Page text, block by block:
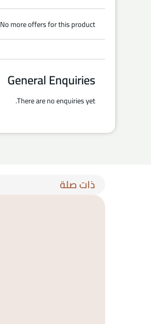
No more offers for this product!
General Enquiries
There are no enquiries yet.
ذات صلة